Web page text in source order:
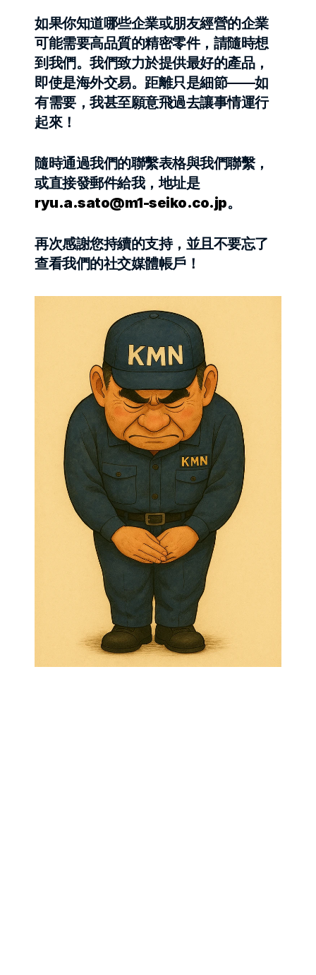
如果你知道哪些企業或朋友經營的企業
可能需要高品質的精密零件，請隨時想
到我們。我們致力於提供最好的產品，
即使是海外交易。距離只是細節——如
有需要，我甚至願意飛過去讓事情運行
起來！
隨時通過我們的聯繫表格與我們聯繫，
或直接發郵件給我，地址是
ryu.a.sato@m1-seiko.co.jp。
再次感謝您持續的支持，並且不要忘了
查看我們的社交媒體帳戶！